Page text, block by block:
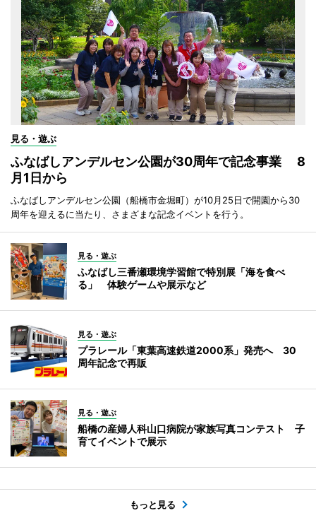
見る・遊ぶ
ふなばしアンデルセン公園が30周年で記念事業 8
月1日から
ふなばしアンデルセン公園（船橋市金堀町）が10月25日で開園から30
周年を迎えるに当たり、さまざまな記念イベントを行う。
見る・遊ぶ
ふなばし三番瀬環境学習館で特別展「海を食べ
る」 体験ゲームや展示など
見る・遊ぶ
プラレール「東葉高速鉄道2000系」発売へ 30
周年記念で再販
見る・遊ぶ
船橋の産婦人科山口病院が家族写真コンテスト 子
育てイベントで展示
もっと見る